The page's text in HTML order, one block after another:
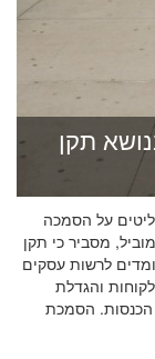
תקן
שמחליטים על הסמכה
מסביר כי תקן
לרשות עסקים
והגדלת
הכנסות. הסמכת ISO 9001 מוכיחה ללקוחות, לשותפים ולמשקיעים